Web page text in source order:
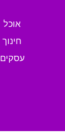
אוכל
חינוך
עסקים